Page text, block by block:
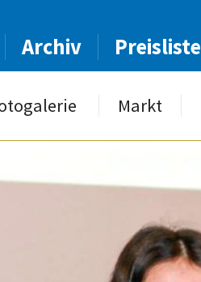
Archiv Preisliste
Markt